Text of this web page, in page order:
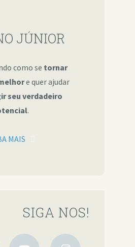
JÚNIOR
como se tornar
e quer ajudar
seu verdadeiro
.
MAIS
SIGA NOS!